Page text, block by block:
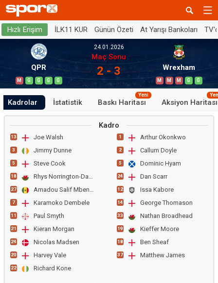
Hızlı Erişim İLK11 KUR Günün Özeti At Yarışı Bankoları
QPR
M G G G G
24.01.2026
Maç Sonu
2 - 3 Wrexham
M M M G G
Kadrolar İstatistik Baskı Haritası
Yeni
Aksiyon Haritası
Kadro
13 Joe Walsh
3 Jimmy Dunne
5 Steve Cook
18 Rhys Norrington-Davies
27 Amadou Salif Mbengue
7 Karamoko Dembele
11 Paul Smyth
21 Kieran Morgan
24 Nicolas Madsen
20 Harvey Vale
22 Richard Kone
1 Arthur Okonkwo
2 Callum Doyle
5 Dominic Hyam
24 Dan Scarr
12 Issa Kabore
14 George Thomason
33 Nathan Broadhead
19 Kieffer Moore
18 Ben Sheaf
37 Matthew James